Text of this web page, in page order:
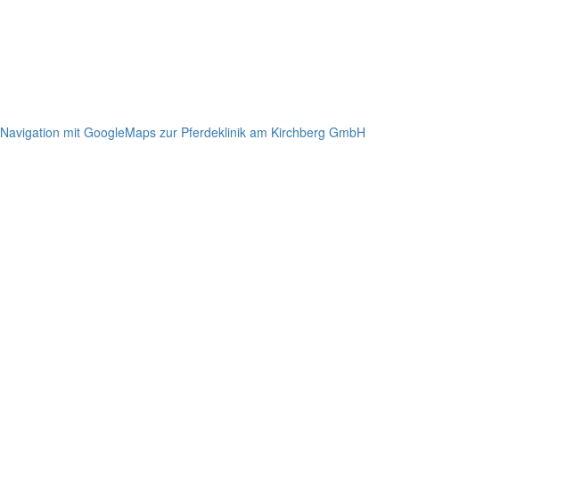
Navigation mit GoogleMaps zur Pferdeklinik am Kirchberg GmbH